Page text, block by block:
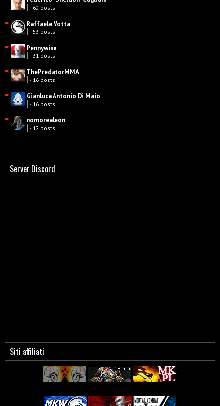
· 60 posts
Raffaele Votta
· 53 posts
Pennywise
· 31 posts
ThePredatorMMA
· 16 posts
Gianluca Antonio Di Maio
· 16 posts
nomorealeon
· 12 posts
Server Discord
Siti affiliati